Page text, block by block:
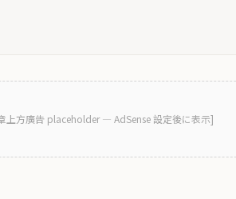
上方廣告 placeholder — AdSense 設定後に表示]